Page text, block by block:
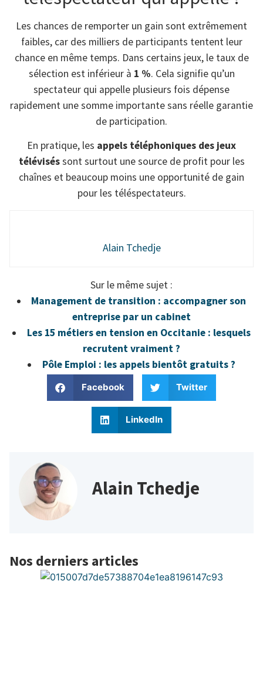
Les chances de remporter un gain sont extrêmement
faibles, car des milliers de participants tentent leur
chance en même temps. Dans certains jeux, le taux de
sélection est inférieur à 1 %. Cela signifie qu’un
spectateur qui appelle plusieurs fois dépense
rapidement une somme importante sans réelle garantie
de participation.
En pratique, les appels téléphoniques des jeux
téléviséssont surtout une source de profit pour les
chaînes et beaucoup moins une opportunité de gain
pour les téléspectateurs.
Alain Tchedje
Sur le même sujet :
Management de transition : accompagner son
entreprise par un cabinet
Les 15 métiers en tension en Occitanie : lesquels
recrutent vraiment ?
Pôle Emploi : les appels bientôt gratuits ?
Facebook Twitter
LinkedIn
Alain Tchedje
Nos derniers articles